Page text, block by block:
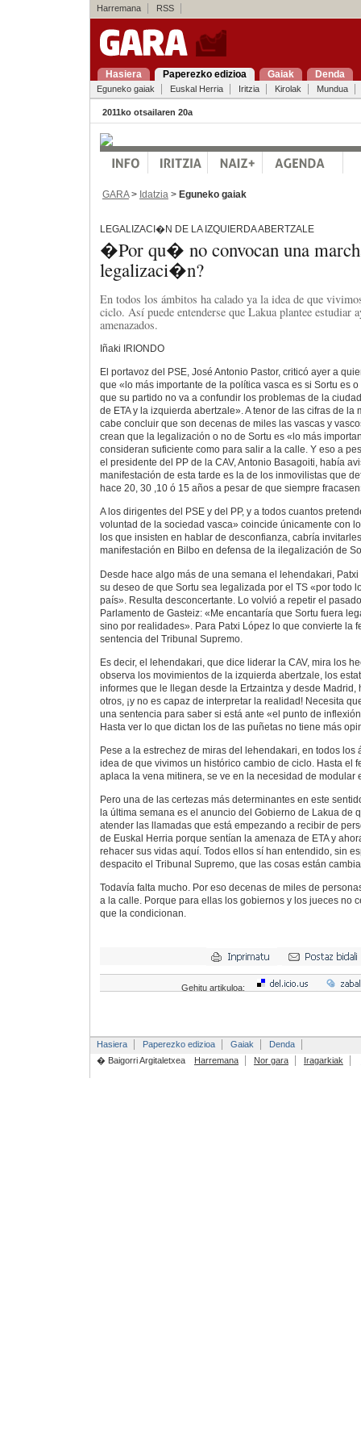
Harremana RSS
Hasiera Paperezko edizioa Gaiak Denda
Eguneko gaiak Euskal Herria Iritzia Kirolak Mundua
2011ko otsailaren 20a
GARA> Idatzia > Eguneko gaiak
LEGALIZACI�N DE LA IZQUIERDA ABERTZALE
�Por qu� no convocan una
legalizaci�n?
En todos los ámbitos ha calado ya la idea de que
ciclo. Así puede entenderse que Lakua plantee estudiar
amenazados.
Iñaki IRIONDO
El portavoz del PSE, José Antonio Pastor, criticó ayer a
que «lo más importante de la política vasca es si Sortu es
que su partido no va a confundir los problemas de la
de ETA y la izquierda abertzale». A tenor de las cifras de la
cabe concluir que son decenas de miles las vascas y
crean que la legalización o no de Sortu es «lo más
consideran suficiente como para salir a la calle. Y eso a
el presidente del PP de la CAV, Antonio Basagoiti, había
manifestación de esta tarde es la de los inmovilistas que
hace 20, 30 ,10 ó 15 años a pesar de que siempre
A los dirigentes del PSE y del PP, y a todos cuantos
voluntad de la sociedad vasca» coincide únicamente con
los que insisten en hablar de desconfianza, cabría
manifestación en Bilbo en defensa de la ilegalización de
Desde hace algo más de una semana el lehendakari,
su deseo de que Sortu sea legalizada por el TS «por todo
país». Resulta desconcertante. Lo volvió a repetir el
Parlamento de Gasteiz: «Me encantaría que Sortu fuera
sino por realidades». Para Patxi López lo que convierte la
sentencia del Tribunal Supremo.
Es decir, el lehendakari, que dice liderar la CAV, mira los
observa los movimientos de la izquierda abertzale, los
informes que le llegan desde la Ertzaintza y desde Madrid,
otros, ¡y no es capaz de interpretar la realidad! Necesita
una sentencia para saber si está ante «el punto de
Hasta ver lo que dictan los de las puñetas no tiene más
Pese a la estrechez de miras del lehendakari, en todos los
idea de que vivimos un histórico cambio de ciclo. Hasta el
aplaca la vena mitinera, se ve en la necesidad de modular
Pero una de las certezas más determinantes en este
la última semana es el anuncio del Gobierno de Lakua de
atender las llamadas que está empezando a recibir de
de Euskal Herria porque sentían la amenaza de ETA y
rehacer sus vidas aquí. Todos ellos sí han entendido, sin
despacito el Tribunal Supremo, que las cosas están
Todavía falta mucho. Por eso decenas de miles de
a la calle. Porque para ellas los gobiernos y los jueces no
que la condicionan.
Gehitu artikuloa:
Hasiera Paperezko edizioa Gaiak
Denda
� Baigorri Argitaletxea
Harremana Nor gara Iragarkiak